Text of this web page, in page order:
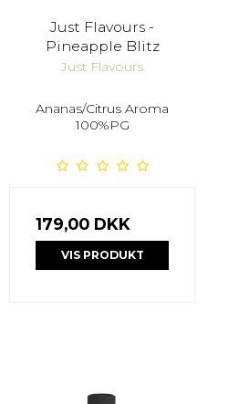
Just Flavours -
Pineapple Blitz
Just Flavours
Ananas/Citrus Aroma
100%PG
179,00 DKK
VIS PRODUKT